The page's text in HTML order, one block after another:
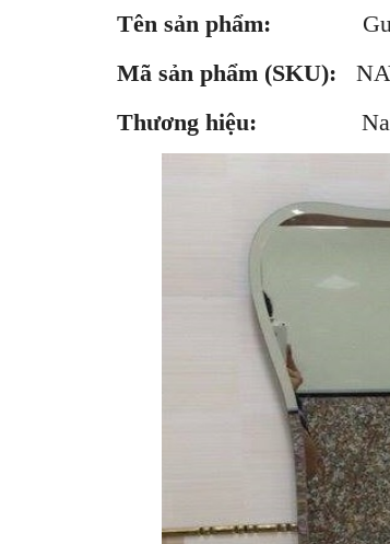
Tên sản phẩm:
Mã sản phẩm (SKU):
Thương hiệu: